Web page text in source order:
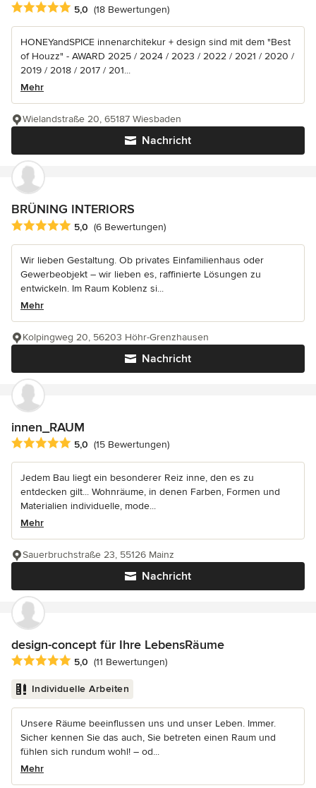
Durchschnittliche Bewertung: 5 von 5 Sternen
5,0 (18 Bewertungen)
HONEYandSPICE innenarchitekur + design sind mit dem "Best
of Houzz" - AWARD 2025 / 2024 / 2023 / 2022 / 2021 / 2020 /
2019 / 2018 / 2017 / 201...
Mehr
Nachricht
Wielandstraße 20, 65187 Wiesbaden
BRÜNING INTERIORS
Durchschnittliche Bewertung: 5 von 5 Sternen
5,0 (6 Bewertungen)
Wir lieben Gestaltung. Ob privates Einfamilienhaus oder
Gewerbeobjekt – wir lieben es, raffinierte Lösungen zu
entwickeln. Im Raum Koblenz si...
Mehr
Nachricht
Kolpingweg 20, 56203 Höhr-Grenzhausen
innen_RAUM
Durchschnittliche Bewertung: 5 von 5 Sternen
5,0 (15 Bewertungen)
Jedem Bau liegt ein besonderer Reiz inne, den es zu
entdecken gilt... Wohnräume, in denen Farben, Formen und
Materialien individuelle, mode...
Mehr
Nachricht
Sauerbruchstraße 23, 55126 Mainz
design-concept für Ihre LebensRäume
Durchschnittliche Bewertung: 5 von 5 Sternen
5,0 (11 Bewertungen)
Individuelle Arbeiten
Unsere Räume beeinflussen uns und unser Leben. Immer.
Sicher kennen Sie das auch, Sie betreten einen Raum und
fühlen sich rundum wohl! – od...
Mehr